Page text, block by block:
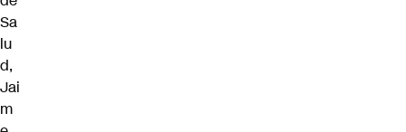
Sa
lu
d,
Jai
m